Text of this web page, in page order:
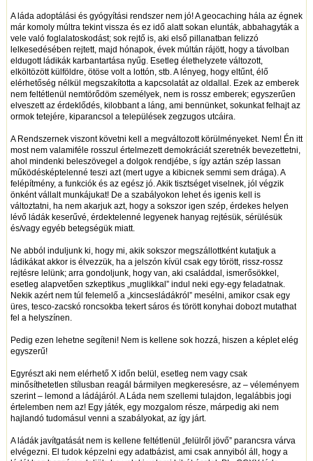
A láda adoptálási és gyógyítási rendszer nem jó! A geocaching hála az égnek
már komoly múltra tekint vissza és ez idő alatt sokan elunták, abbahagyták a
vele való foglalatoskodást; sok rejtő is, aki első pillanatban felizzó
lelkesedésében rejtett, majd hónapok, évek múltán rájött, hogy a távolban
eldugott ládikák karbantartása nyűg. Esetleg élethelyzete változott,
elköltözött külföldre, ötöse volt a lottón, stb. A lényeg, hogy eltűnt, élő
elérhetőség nélkül megszakította a kapcsolatát az oldallal. Ezek az emberek
nem feltétlenül nemtörődöm személyek, nem is rossz emberek; egyszerűen
elveszett az érdeklődés, kilobbant a láng, ami bennünket, sokunkat felhajt az
ormok tetejére, kiparancsol a települések zegzugos utcáira.
A Rendszernek viszont követni kell a megváltozott körülményeket. Nem! Én itt
most nem valamiféle rosszul értelmezett demokráciát szeretnék bevezettetni,
ahol mindenki beleszövegel a dolgok rendjébe, s így aztán szép lassan
működésképtelenné teszi azt (mert ugye a kibicnek semmi sem drága). A
felépítmény, a funkciók és az egész jó. Akik tisztséget viselnek, jól végzik
önként vállalt munkájukat! De a szabályokon lehet és igenis kell is
változtatni, ha nem akarjuk azt, hogy a sokszor igen szép, érdekes helyen
lévő ládák keserűvé, érdektelenné legyenek hanyag rejtésük, sérülésük
és/vagy egyéb betegségük miatt.
Ne abból induljunk ki, hogy mi, akik sokszor megszállottként kutatjuk a
ládikákat akkor is élvezzük, ha a jelszón kívül csak egy törött, rissz-rossz
rejtésre lelünk; arra gondoljunk, hogy van, aki családdal, ismerősökkel,
esetleg alapvetően szkeptikus „muglikkal” indul neki egy-egy feladatnak.
Nekik azért nem túl felemelő a „kincsesládákról” mesélni, amikor csak egy
üres, tesco-zacskó roncsokba tekert sáros és törött konyhai dobozt mutathat
fel a helyszínen.
Pedig ezen lehetne segíteni! Nem is kellene sok hozzá, hiszen a képlet elég
egyszerű!
Egyrészt aki nem elérhető X időn belül, esetleg nem vagy csak
minősíthetetlen stílusban reagál bármilyen megkeresésre, az – véleményem
szerint – lemond a ládájáról. A Láda nem szellemi tulajdon, legalábbis jogi
értelemben nem az! Egy játék, egy mozgalom része, márpedig aki nem
hajlandó tudomásul venni a szabályokat, az így járt.
A ládák javítgatását nem is kellene feltétlenül „felülről jövő” parancsra várva
elvégezni. El tudok képzelni egy adatbázist, ami csak annyiból áll, hogy a